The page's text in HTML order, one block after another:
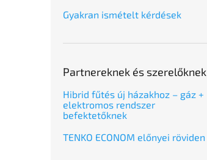
Gyakran ismételt kérdések
Partnereknek és szerelőknek
Hibrid fűtés új házakhoz – gáz +
elektromos rendszer
befektetőknek
TENKO ECONOM előnyei röviden